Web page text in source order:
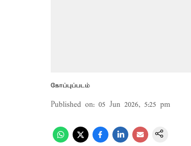
கோப்புப்படம்
Published on: 05 Jun 2026, 5:25 pm